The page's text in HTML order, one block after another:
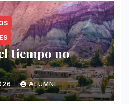
tiempo no
ALUMNI